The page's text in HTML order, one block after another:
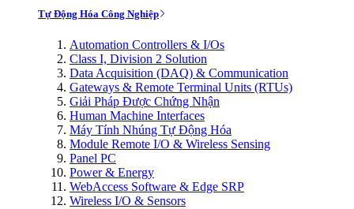
Tự Động Hóa Công Nghiệp
Automation Controllers & I/Os
Class I, Division 2 Solution
Data Acquisition (DAQ) & Communication
Gateways & Remote Terminal Units (RTUs)
Giải Pháp Được Chứng Nhận
Human Machine Interfaces
Máy Tính Nhúng Tự Động Hóa
Module Remote I/O & Wireless Sensing
Panel PC
Power & Energy
WebAccess Software & Edge SRP
Wireless I/O & Sensors